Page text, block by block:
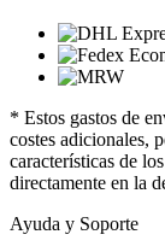
* Estos gastos de
costes adicionales,
características de
directamente en la
Ayuda y Soporte